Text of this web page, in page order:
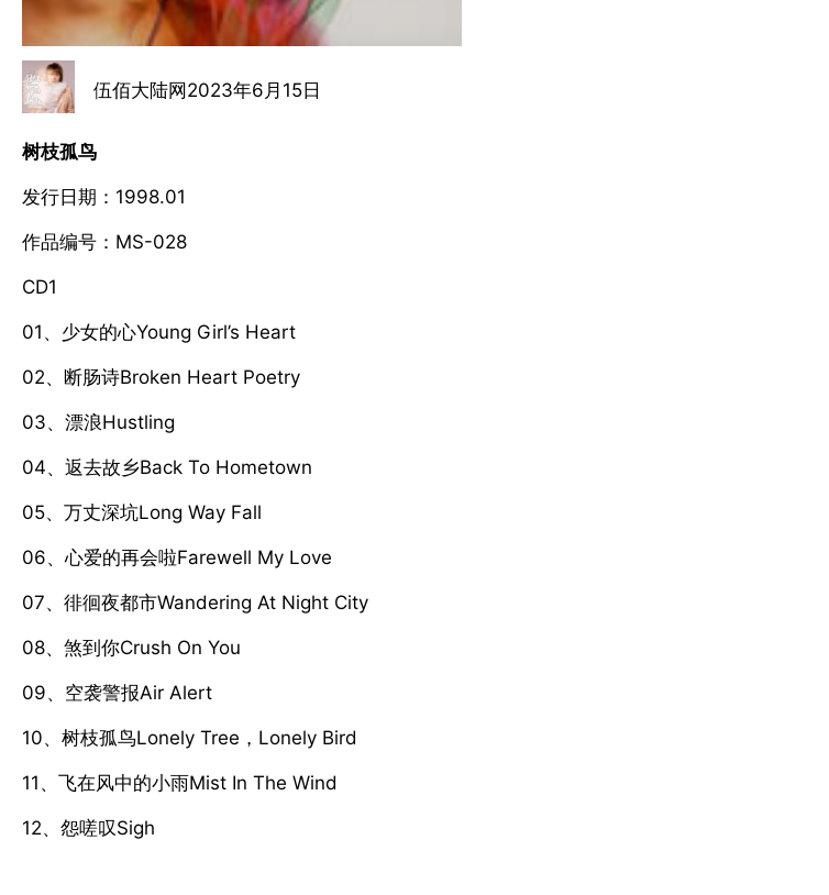
伍佰大陆网2023年6月15日
树枝孤鸟
发行日期：1998.01
作品编号：MS-028
CD1
01、少女的心Young Girl’s Heart
02、断肠诗Broken Heart Poetry
03、漂浪Hustling
04、返去故乡Back To Hometown
05、万丈深坑Long Way Fall
06、心爱的再会啦Farewell My Love
07、徘徊夜都市Wandering At Night City
08、煞到你Crush On You
09、空袭警报Air Alert
10、树枝孤鸟Lonely Tree，Lonely Bird
11、飞在风中的小雨Mist In The Wind
12、怨嗟叹Sigh